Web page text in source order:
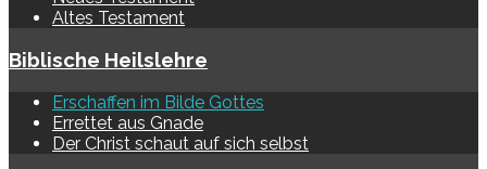
Altes Testament
Biblische Heilslehre
Erschaffen im Bilde Gottes
Errettet aus Gnade
Der Christ schaut auf sich selbst